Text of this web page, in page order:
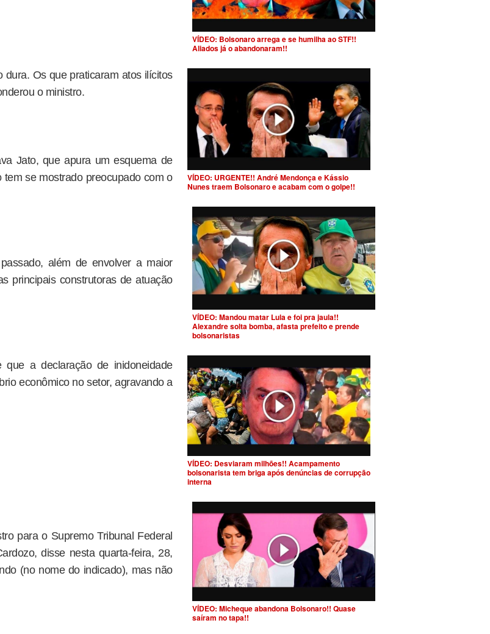
dura. Os que praticaram atos ilícitos
o ministro.
Jato, que apura um esquema de
se mostrado preocupado com o
além de envolver a maior
principais construtoras de atuação
a declaração de inidoneidade
econômico no setor, agravando a
para o Supremo Tribunal Federal
disse nesta quarta-feira, 28,
(no nome do indicado), mas não
VÍDEO: Bolsonaro arrega e se humilha ao STF!!
Aliados já o abandonaram!!
VÍDEO: URGENTE!! André Mendonça e Kássio
Nunes traem Bolsonaro e acabam com o golpe!!
VÍDEO: Mandou matar Lula e foi pra jaula!!
Alexandre solta bomba, afasta prefeito e prende
bolsonaristas
VÍDEO: Desviaram milhões!! Acampamento
bolsonarista tem briga após denúncias de corrupção
interna
VÍDEO: Micheque abandona Bolsonaro!! Quase
saíram no tapa!!